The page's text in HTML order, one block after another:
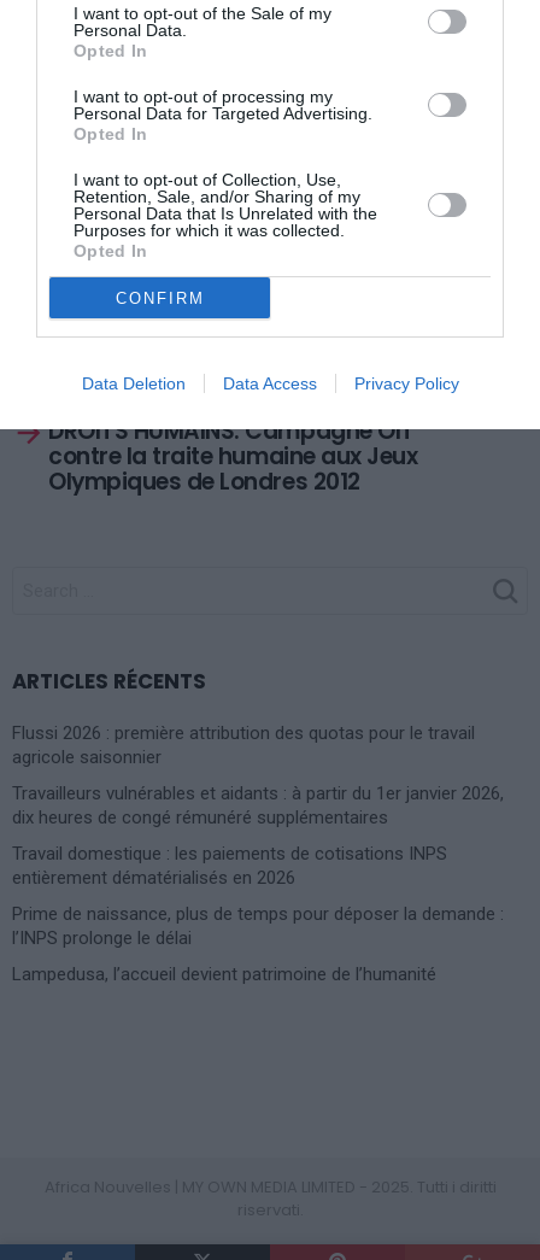
I want to opt-out of the Sale of my
Personal Data.
Opted In
I want to opt-out of processing my
Personal Data for Targeted Advertising.
Opted In
I want to opt-out of Collection, Use,
Retention, Sale, and/or Sharing of my
Personal Data that Is Unrelated with the
Purposes for which it was collected.
Opted In
CONFIRM
Data Deletion Data Access Privacy Policy
attendant la rencontre qui opposera les Emirats-
Arabes-Unis à la Grande Bretagne.
Les Lions avaient réalisé un match nul (1-1) lors de
leur première sortie face à la Grande-Bretagne.
more
Previous article
GABON: Premier forum du réseau
DROITS HUMAINS: Campagne OIT
contre la traite humaine aux Jeux
Olympiques de Londres 2012
ARTICLES RÉCENTS
Flussi 2026 : première attribution des quotas pour le travail
agricole saisonnier
Travailleurs vulnérables et aidants : à partir du 1er janvier 2026,
dix heures de congé rémunéré supplémentaires
Travail domestique : les paiements de cotisations INPS
entièrement dématérialisés en 2026
Prime de naissance, plus de temps pour déposer la demande :
l’INPS prolonge le délai
Lampedusa, l’accueil devient patrimoine de l’humanité
PRIVACY POLICY